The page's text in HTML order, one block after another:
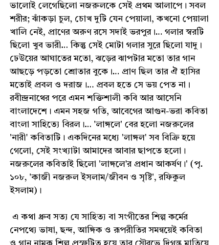
ভালোই লেগেছিলো নজরুলকে সেই প্রথম আলাপে। সবল
শরীর; ঝাঁকড়া চুল, চোখ দুটি যেন পেয়ালা, কখনো পেয়ালা
খালি নেই, প্রাণের অরুণ রসে সদাই ভরপুর।… গলার স্বরটি
ছিলো খুব ভারী… কিন্তু সেই মোটা গলার সুরে ছিলো যাদু।
ঢেউয়ের আঘাতের মতো, ঝড়ের ঝাপটার মতো তার গান
আছড়ে পড়তো শ্রোতার বুকে।… প্রাণ ছিল তার ঐ হাসির
মতোই প্রবল ও দরাজ।… প্রবল হতে সে ভয় পেত না।
রবীন্দ্রনাথের পরে এমন শক্তিশালী কবি আর আসেনি
বাংলাদেশে। এমন সহজ গতি, আবেগের আগুন-ভরা কবিতা
বাংলা সাহিত্যে বিরল।… 'লাঙ্গলে' বের হলো নজরুলের
'নারী' কবিতাটি। একদিনের মধ্যে 'লাঙ্গল' সব বিক্রি হয়ে
গেলো, সেই সংখ্যাটা আমাদের আবার ছাপতে হলো।
নজরুলের কবিতাই ছিলো 'লাঙ্গলে'র প্রধান আকর্ষণ।' (পৃ.
১০৮, 'কাজী নজরুল ইসলাম/জীবন ও সৃষ্টি', রফিকুল
ইসলাম)।
এ কথা ধ্রুব সত্য যে সাহিত্য বা সংগীতের শিল্প কর্মের
নেপথ্যে ভাষা, ছন্দ, আঙ্গিক ও রূপরীতির সমন্বয়েই কবিতা